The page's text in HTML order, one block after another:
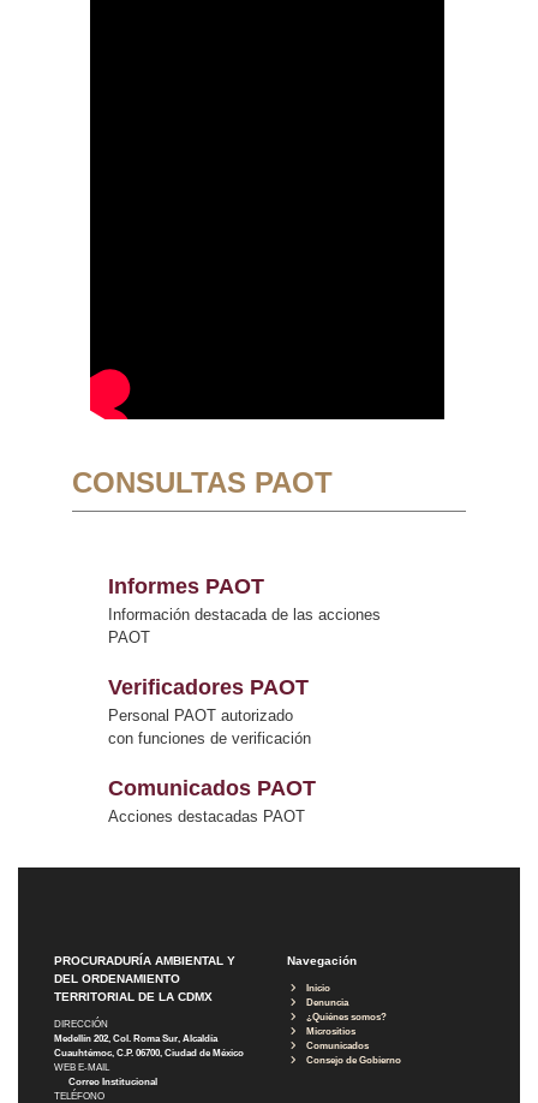
CONSULTAS PAOT
Informes PAOT
Información destacada de las acciones
PAOT
Verificadores PAOT
Personal PAOT autorizado
con funciones de verificación
Comunicados PAOT
Acciones destacadas PAOT
PROCURADURÍA AMBIENTAL Y
DEL ORDENAMIENTO
TERRITORIAL DE LA CDMX
DIRECCIÓN
Medellín 202, Col. Roma Sur, Alcaldía
Cuauhtémoc, C.P. 06700, Ciudad de México
WEB E-MAIL
Correo Institucional
TELÉFONO
Navegación
Inicio
Denuncia
¿Quiénes somos?
Micrositios
Comunicados
Consejo de Gobierno